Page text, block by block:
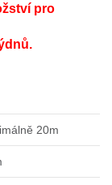
pro
20m